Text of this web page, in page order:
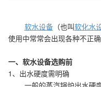
软水设备（也叫软化水
使用中常常会出现各种不正
一、软水设备选购前
1、出水硬度需明确